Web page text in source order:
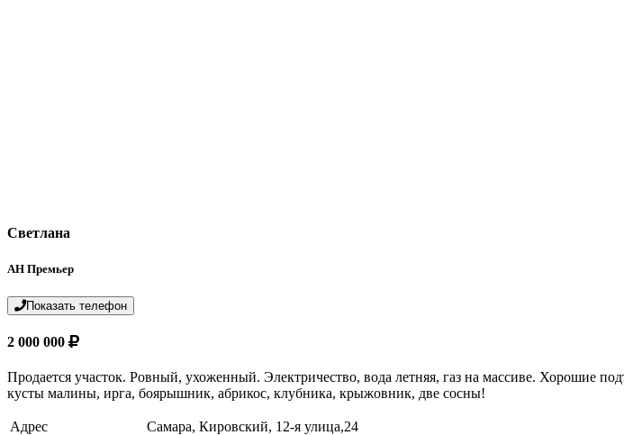
Светлана
АН Премьер
Показать телефон
2 000 000
Продается участок. Ровный, ухоженный. Электричество, вода летняя, газ на массиве. Хорошие
кусты малины, ирга, боярышник, абрикос, клубника, крыжовник, две сосны!
Адрес
Самара, Кировский, 12-я улица,24